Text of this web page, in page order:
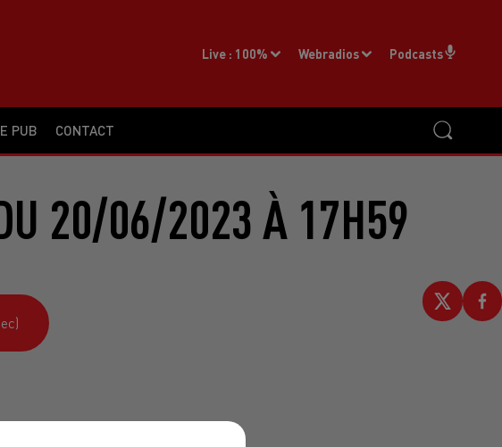
PUB CONTACT
Live : 100% Webradios Podcasts
20/06/2023 À 17H59